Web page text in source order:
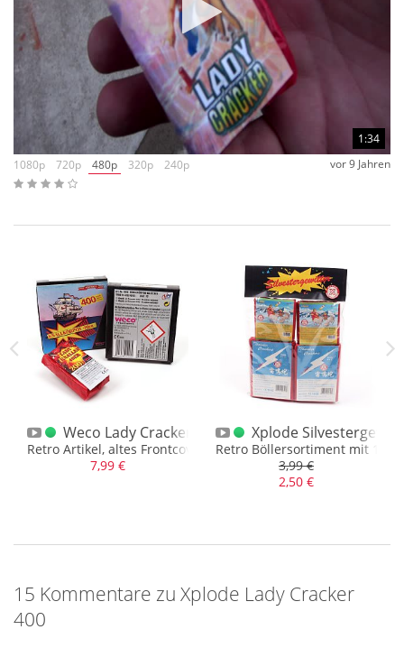
1:34
1080p
720p 480p 320p 240p vor 9 Jahren
10er
Weco Lady Cracker 2 x 200
Retro Artikel, altes Frontcover
7,99 €
Xplode
Retro Böllersortiment mit 16
3,99 €
2,50 €
15 Kommentare zu Xplode Lady Cracker
400